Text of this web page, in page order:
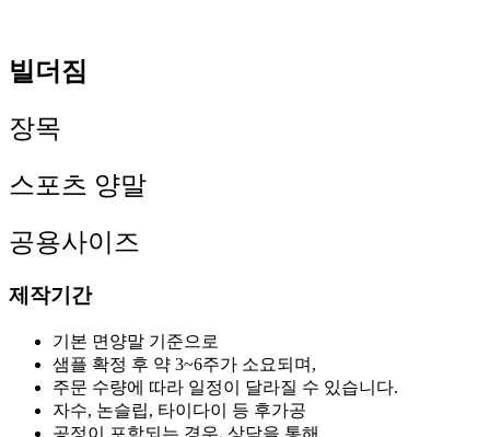
빌더짐
장목
스포츠 양말
공용사이즈
제작기간
기본 면양말 기준으로
샘플 확정 후 약 3~6주가 소요되며,
주문 수량에 따라 일정이 달라질 수 있습니다.
자수, 논슬립, 타이다이 등 후가공
공정이 포함되는 경우, 상담을 통해